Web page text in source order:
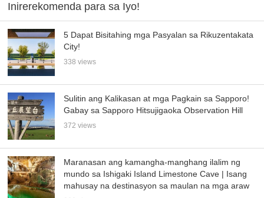
Inirerekomenda para sa Iyo!
5 Dapat Bisitahing mga Pasyalan sa Rikuzentakata
City!
338 views
Sulitin ang Kalikasan at mga Pagkain sa Sapporo!
Gabay sa Sapporo Hitsujigaoka Observation Hill
372 views
Maranasan ang kamangha-manghang ilalim ng
mundo sa Ishigaki Island Limestone Cave | Isang
mahusay na destinasyon sa maulan na mga araw